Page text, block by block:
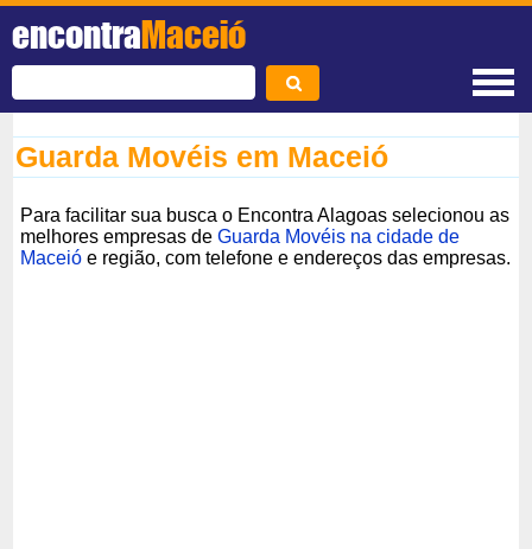
encontraMaceió
Guarda Movéis em Maceió
Para facilitar sua busca o Encontra Alagoas selecionou as
melhores empresas deGuarda Movéis na cidade de
Maceió e região, com telefone e endereços das empresas.